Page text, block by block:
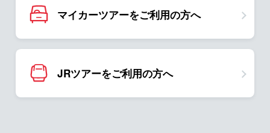
マイカーツアーをご利用の方へ
JRツアーをご利用の方へ